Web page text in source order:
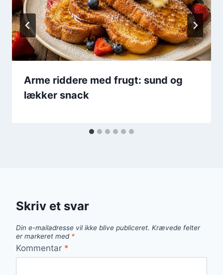
Arme riddere med frugt: sund og
lækker snack
Skriv et svar
Din e-mailadresse vil ikke blive publiceret. Krævede felter
er markeret med *
Kommentar *